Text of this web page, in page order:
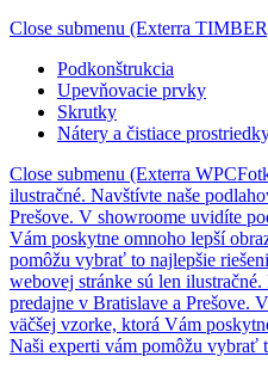
Close submenu (Exterra
Podkonštrukcia
Upevňovacie prvky
Skrutky
Nátery a čistiace
Close submenu (Exterra
ilustračné. Navštívte naše
Prešove. V showroome uvidíte
Vám poskytne omnoho lepší
pomôžu vybrať to najlepšie
webovej stránke sú len
predajne v Bratislave a Prešove.
väčšej vzorke, ktorá Vám
Naši experti vám pomôžu vybrať